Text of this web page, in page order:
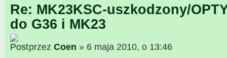
Re: MK23KSC-uszkodzony/
do G36 i MK23
przez Coen » 6 maja 2010, o 13:46